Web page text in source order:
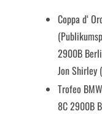
Coppa d‘
2900B
Jon Shirley
Trofeo
8C 2900B